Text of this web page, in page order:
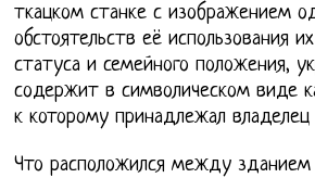
ткацком станке с изображением
обстоятельств её использования
статуса и семейного положения,
содержит в символическом виде
к которому принадлежал владелец
Что расположился между зданием